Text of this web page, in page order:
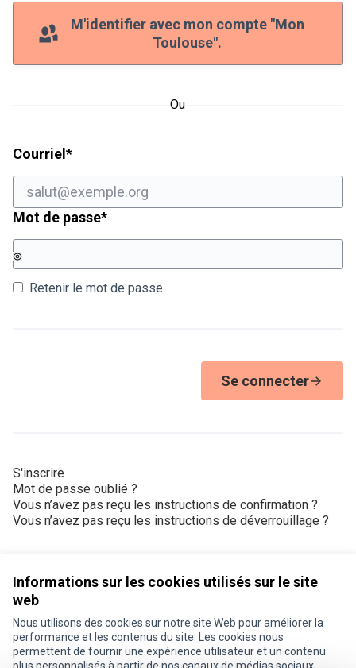
Informations sur les cookies utilisés sur le site
web
Nous utilisons des cookies sur notre site Web pour améliorer la
performance et les contenus du site. Les cookies nous
permettent de fournir une expérience utilisateur et un contenu
M'identifier avec mon compte "Mon
Toulouse".
Ou
Courriel *Champ obligatoire
Mot de passe*Champ obligatoire
Retenir le mot de passe
Se connecter
S'inscrire
Mot de passe oublié ?
Vous n’avez pas reçu les instructions de confirmation ?
Vous n’avez pas reçu les instructions de déverrouillage ?
Conditions d'utilisation
Paramètres des cookies
Je participe ! sur X
Je participe ! sur Facebook
Je participe ! sur Instagram